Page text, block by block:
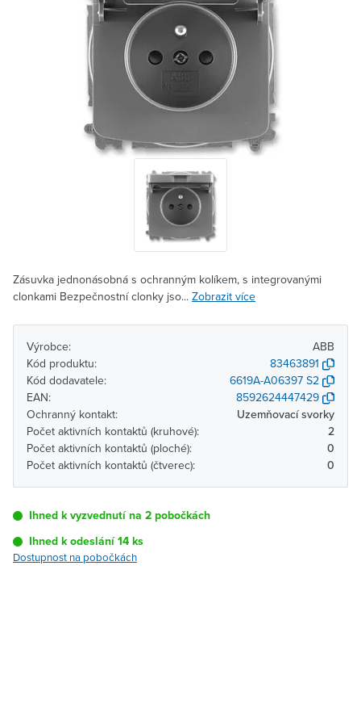
Zásuvka jednonásobná s ochranným kolíkem, s integrovanými
clonkami Bezpečnostní clonky jso... Zobrazit více
Výrobce:
ABB
Kód produktu:
83463891
Kód dodavatele:
6619A-A06397 S2
EAN:
8592624447429
Ochranný kontakt:
Uzemňovací svorky
Počet aktivních kontaktů (kruhové):
2
Počet aktivních kontaktů (ploché):
0
Počet aktivních kontaktů (čtverec):
0
Ihned k vyzvednutí na 2 pobočkách
Ihned k odeslání 14 ks
Dostupnost na pobočkách